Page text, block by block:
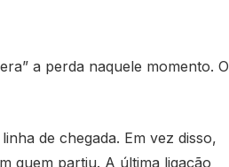
a perda naquele momento. O
de chegada. Em vez disso,
quem partiu. A última ligação